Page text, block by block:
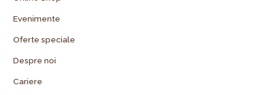
Evenimente
Oferte speciale
Despre noi
Cariere